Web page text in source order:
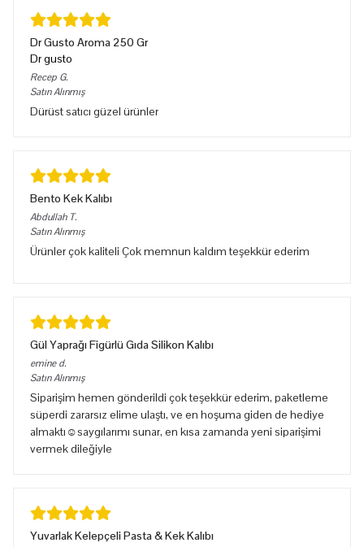
Dr Gusto Aroma 250 Gr
Dr gusto
Recep G.
Satın Alınmış
Dürüst satıcı güzel ürünler
Bento Kek Kalıbı
Abdullah T.
Satın Alınmış
Ürünler çok kaliteli Çok memnun kaldım teşekkür ederim
Gül Yaprağı Figürlü Gıda Silikon Kalıbı
emine d.
Satın Alınmış
Siparişim hemen gönderildi çok teşekkür ederim, paketleme
süperdi zararsız elime ulaştı, ve en hoşuma giden de hediye
almaktı☺️saygılarımı sunar, en kısa zamanda yeni siparişimi
vermek dileğiyle
Yuvarlak Kelepçeli Pasta & Kek Kalıbı